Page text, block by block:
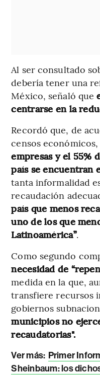
Al ser consultado
debería tener una
México, señaló que
centrarse en la
Recordó que, de
censos
empresas y el 55%
país se encuentran
tanta informalidad
recaudación
país que menos
uno de los que
Latinoamérica”.
Como segundo
necesidad de
medida en la que,
transfiere recursos
gobiernos
municipios no
recaudatorias".
Ver más: Primer
Sheinbaum: los